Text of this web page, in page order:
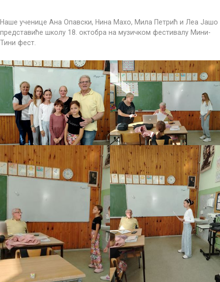
Наше ученице Ана Опавски, Нина Махо, Мила Петрић и Леа Јашо
представиће школу 18. октобра на музичком фестивалу Мини-
Тини фест.